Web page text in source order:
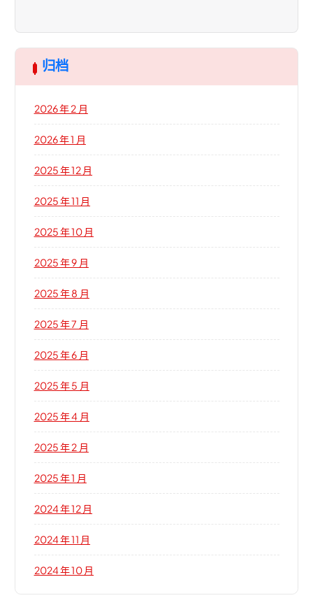
归档
2026 年 2 月
2026 年 1 月
2025 年 12 月
2025 年 11 月
2025 年 10 月
2025 年 9 月
2025 年 8 月
2025 年 7 月
2025 年 6 月
2025 年 5 月
2025 年 4 月
2025 年 2 月
2025 年 1 月
2024 年 12 月
2024 年 11 月
2024 年 10 月